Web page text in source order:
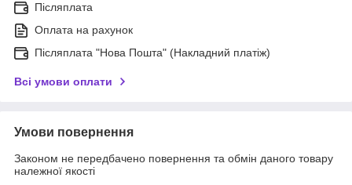
Післяплата
Оплата на рахунок
Післяплата "Нова Пошта" (Накладний платіж)
Всі умови оплати
Умови повернення
Законом не передбачено повернення та обмін даного товару
належної якості